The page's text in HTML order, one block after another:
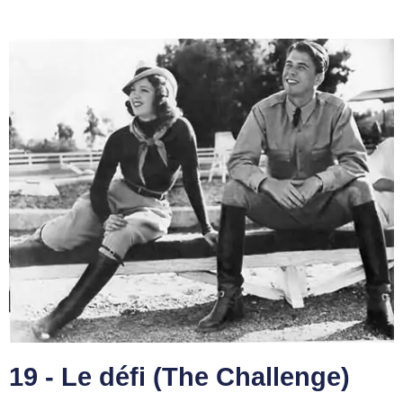
19 - Le défi (The Challenge)